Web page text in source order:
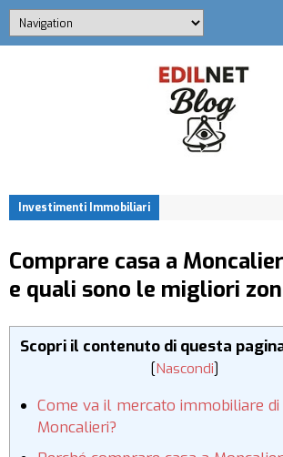
Investimenti Immobiliari
Comprare casa a
e quali sono le migliori
Scopri il contenuto di questa
[Nascondi]
Come va il mercato immobiliare di
Moncalieri?